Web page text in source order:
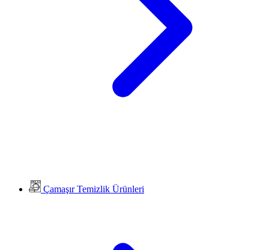
Çamaşır Temizlik Ürünleri